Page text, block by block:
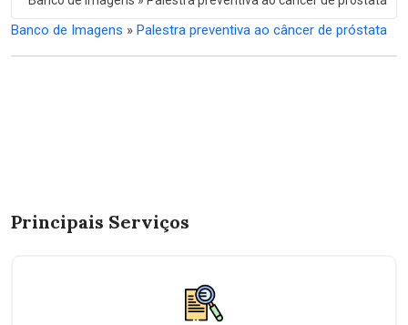
Banco de Imagens » Palestra preventiva ao câncer de próstata
Principais Serviços